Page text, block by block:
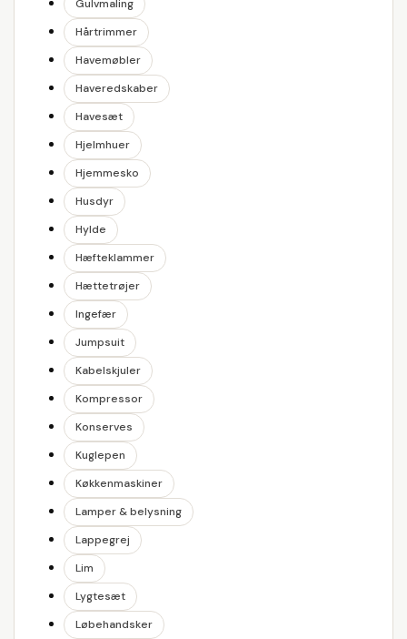
Gulvmaling
Hårtrimmer
Havemøbler
Haveredskaber
Havesæt
Hjelmhuer
Hjemmesko
Husdyr
Hylde
Hæfteklammer
Hættetrøjer
Ingefær
Jumpsuit
Kabelskjuler
Kompressor
Konserves
Kuglepen
Køkkenmaskiner
Lamper & belysning
Lappegrej
Lim
Lygtesæt
Løbehandsker